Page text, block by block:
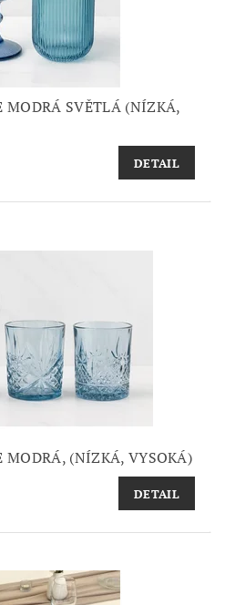
MODRÁ SVĚTLÁ (NÍZKÁ,
DETAIL
MODRÁ, (NÍZKÁ, VYSOKÁ)
DETAIL